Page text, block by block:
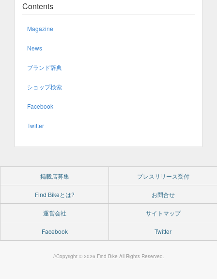
Contents
Magazine
News
ブランド辞典
ショップ検索
Facebook
Twitter
掲載店募集 プレスリリース受付
Find Bikeとは? お問合せ
運営会社 サイトマップ
Facebook Twitter
//Copyright © 2026 Find Bike All Rights Reserved.